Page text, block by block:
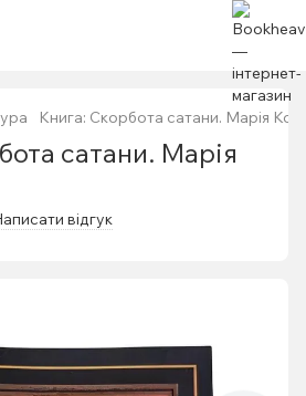
Книга: Скорбота сатани. Марія
сатани. Марія
відгук